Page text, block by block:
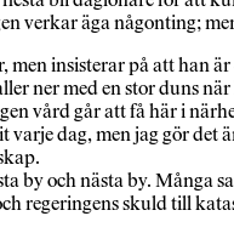
verkar äga någonting;
men insisterar på att han
ner med en stor duns
vård går att få här i
dag, men jag gör
by och nästa by. Många
regeringens skuld till